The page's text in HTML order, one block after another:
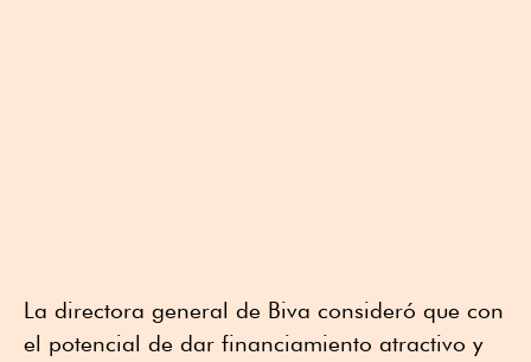
La directora general de Biva consideró que con
el potencial de dar financiamiento atractivo y